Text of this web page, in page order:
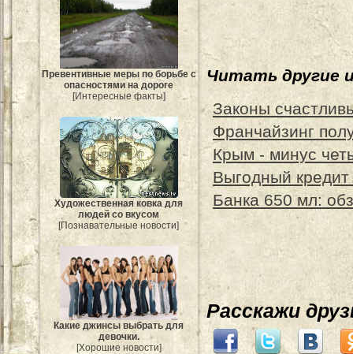
Превентивные меры по борьбе с
опасностями на дороге
[Интересные факты]
Художественная ковка для
людей со вкусом
[Познавательные новости]
Какие джинсы выбрать для
девочки.
[Хорошие новости]
Читать другие
Законы
Франчайзинг
Крым - минус
Выгодный
Банка 650 мл:
Расскажи